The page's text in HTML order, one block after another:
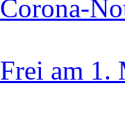
Corona-
Frei am 1.